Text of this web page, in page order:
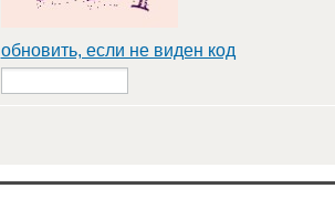
обновить, если не виден код